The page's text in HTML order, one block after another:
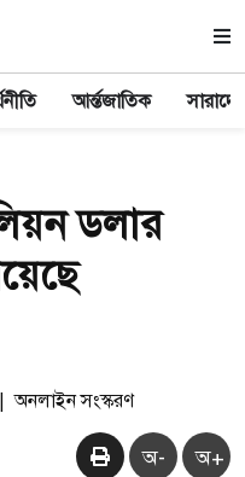
আর্ন্তজাতিক
ডলার
অনলাইন সংস্করণ
অ- অ+